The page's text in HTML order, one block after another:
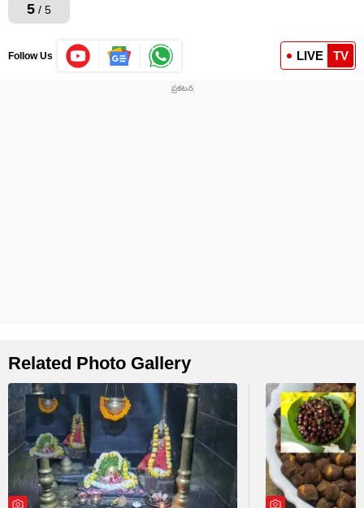
5 / 5
Follow Us LIVE TV
Related Photo Gallery